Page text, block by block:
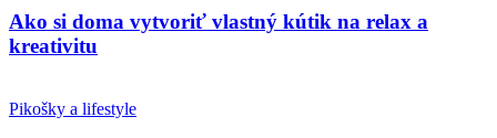
Ako si doma vytvoriť vlastný kútik na relax a
kreativitu
Pikošky a lifestyle